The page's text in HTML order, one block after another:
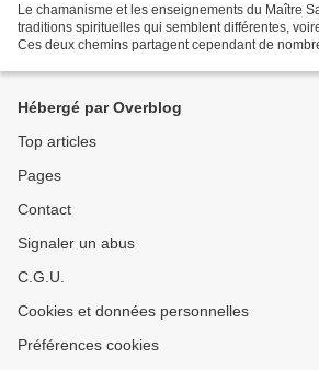
Le chamanisme et les enseignements du Maître
traditions spirituelles qui semblent différentes,
Ces deux chemins partagent cependant de
Hébergé par Overblog
Top articles
Pages
Contact
Signaler un abus
C.G.U.
Cookies et données personnelles
Préférences cookies